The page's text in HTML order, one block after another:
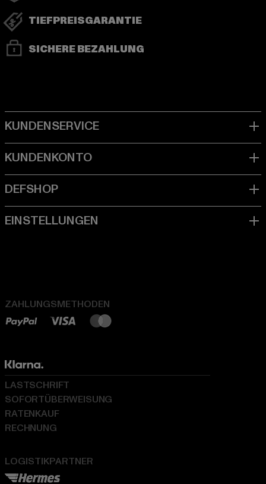
TIEFPREISGARANTIE
SICHERE BEZAHLUNG
ZAHLUNGSMETHODEN
LOGISTIKPARTNER
LASTSCHRIFT
SOFORTÜBERWEISUNG
RATENKAUF
RECHNUNG